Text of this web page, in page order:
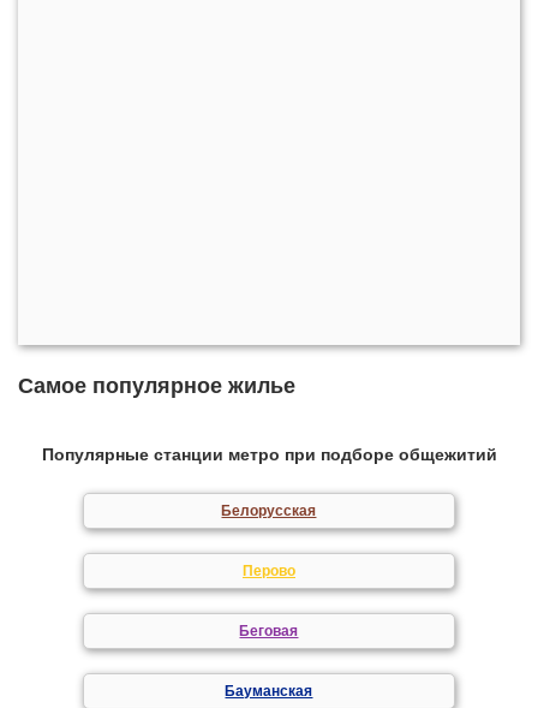
Самое популярное жилье
Популярные станции метро при подборе общежитий
Белорусская
Перово
Беговая
Бауманская